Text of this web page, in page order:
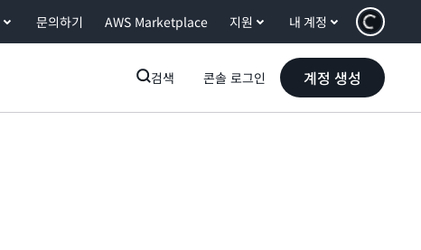
문의하기 AWS Marketplace 지원 내 계정
검색 콘솔 로그인 계정 생성